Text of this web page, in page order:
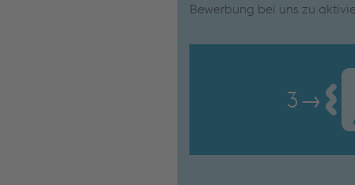
Bewerbung bei uns zu
3→